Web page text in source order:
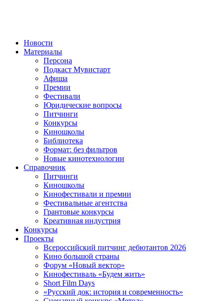
Новости
Материалы
Персона
Подкаст Мувистарт
Афиша
Премии
Фестивали
Юридические вопросы
Питчинги
Конкурсы
Киношколы
Библиотека
Формат: без фильтров
Новые кинотехнологии
Справочник
Питчинги
Киношколы
Кинофестивали и премии
Фестивальные агентства
Грантовые конкурсы
Креативная индустрия
Конкурсы
Проекты
Всероссийский питчинг дебютантов 2026
Кино большой страны
Форум «Новый вектор»
Кинофестиваль «Будем жить»
Short Film Days
«Русский док: история и современность»